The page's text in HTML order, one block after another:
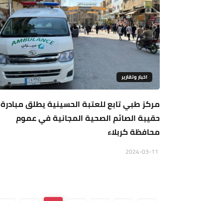
اخبار وتقارير
مركز طبي تابع للعتبة الحسينية يطلق مبادرة
حقيبة الصائم الصحية المجانية في عموم
محافظة كربلاء